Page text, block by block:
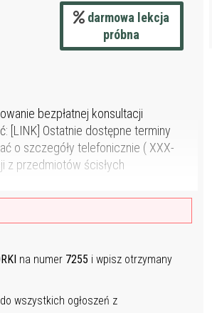
darmowa lekcja
próbna
bezpłatnej konsultacji
[LINK] Ostatnie dostępne terminy
o szczegóły telefonicznie ( XXX-
z przedmiotów ścisłych
na numer 7255 i wpisz otrzymany
wszystkich ogłoszeń z